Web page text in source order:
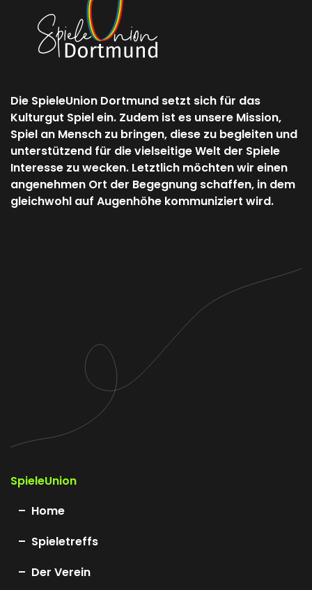
Die SpieleUnion Dortmund setzt sich für das
Kulturgut Spiel ein. Zudem ist es unsere Mission,
Spiel an Mensch zu bringen, diese zu begleiten und
unterstützend für die vielseitige Welt der Spiele
Interesse zu wecken. Letztlich möchten wir einen
angenehmen Ort der Begegnung schaffen, in dem
gleichwohl auf Augenhöhe kommuniziert wird.
SpieleUnion
Home
Spieletreffs
Der Verein